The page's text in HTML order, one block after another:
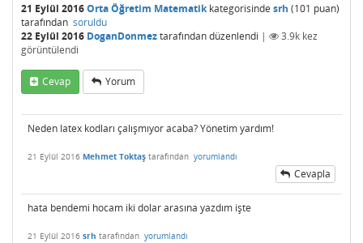
21 Eylül 2016Orta Öğretim Matematikkategorisinde srh (101 puan)
tarafından soruldu
22 Eylül 2016 DoganDonmeztarafındandüzenlendi | 3.9k kez
görüntülendi
Cevap Yorum
Neden latex kodları çalışmıyor acaba? Yönetim yardım!
21 Eylül 2016 Mehmet Toktaş tarafından yorumlandı
Cevapla
hata bendemi hocam iki dolar arasına yazdım işte
21 Eylül 2016 srh tarafından yorumlandı